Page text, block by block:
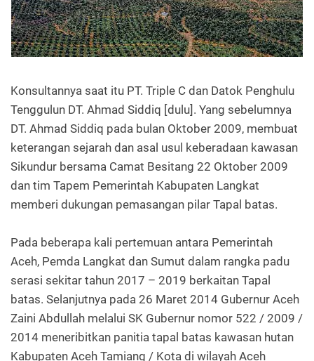
Konsultannya saat itu PT. Triple C dan Datok Penghulu
Tenggulun DT. Ahmad Siddiq [dulu]. Yang sebelumnya
DT. Ahmad Siddiq pada bulan Oktober 2009, membuat
keterangan sejarah dan asal usul keberadaan kawasan
Sikundur bersama Camat Besitang 22 Oktober 2009
dan tim Tapem Pemerintah Kabupaten Langkat
memberi dukungan pemasangan pilar Tapal batas.
Pada beberapa kali pertemuan antara Pemerintah
Aceh, Pemda Langkat dan Sumut dalam rangka padu
serasi sekitar tahun 2017 – 2019 berkaitan Tapal
batas. Selanjutnya pada 26 Maret 2014 Gubernur Aceh
Zaini Abdullah melalui SK Gubernur nomor 522 / 2009 /
2014 meneribitkan panitia tapal batas kawasan hutan
Kabupaten Aceh Tamiang / Kota di wilayah Aceh